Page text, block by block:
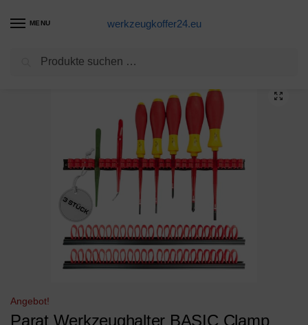
MENU werkzeugkoffer24.eu
Werkzeugwagen Produkte
Angebot!
Parat Werkzeughalter BASIC Clamp